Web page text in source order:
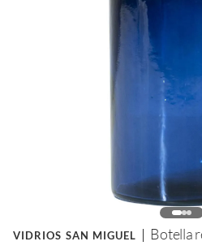
VIDRIOS SAN MIGUEL Botella